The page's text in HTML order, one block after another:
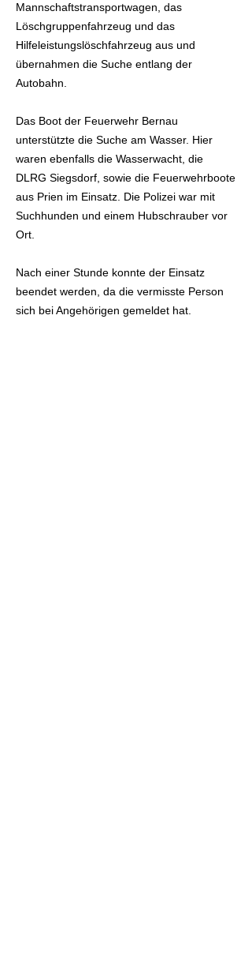
Mannschaftstransportwagen, das
Löschgruppenfahrzeug und das
Hilfeleistungslöschfahrzeug aus und
übernahmen die Suche entlang der
Autobahn.
Das Boot der Feuerwehr Bernau
unterstützte die Suche am Wasser. Hier
waren ebenfalls die Wasserwacht, die
DLRG Siegsdorf, sowie die Feuerwehrboote
aus Prien im Einsatz. Die Polizei war mit
Suchhunden und einem Hubschrauber vor
Ort.
Nach einer Stunde konnte der Einsatz
beendet werden, da die vermisste Person
sich bei Angehörigen gemeldet hat.